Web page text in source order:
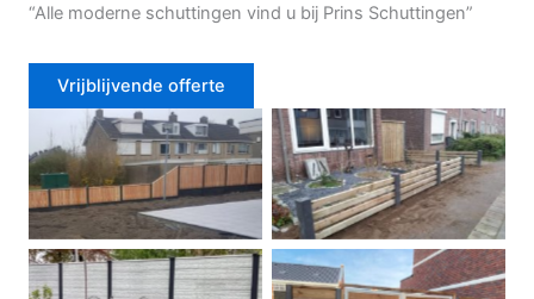
“Alle moderne schuttingen vind u bij Prins Schuttingen”
Vrijblijvende offerte
Douglas schutting Tuinhek voortuin